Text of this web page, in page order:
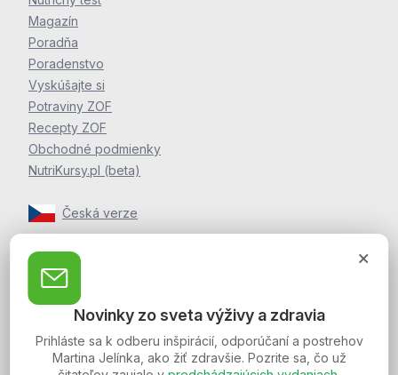
Novinky zo sveta výživy a zdravia
Prihláste sa k odberu inšpirácií, odporúčaní a postrehov
Martina Jelínka, ako žiť zdravšie. Pozrite sa, čo už
Magazín
Poradňa
Poradenstvo
Vyskúšajte si
Potraviny ZOF
Recepty ZOF
Obchodné podmienky
NutriKursy.pl (beta)
Česká verze
Zpravodaj Martina Jelínka
Zaregistrujte sa k odberu noviniek a postrehov o zdraví